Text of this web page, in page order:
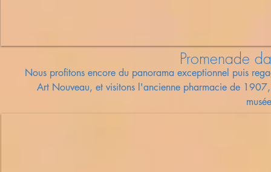
Promenade
Nous profitons encore du panorama exceptionnel puis
Art Nouveau, et visitons l'ancienne pharmacie de